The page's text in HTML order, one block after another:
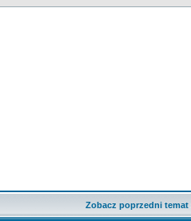
Zobacz poprzedni temat